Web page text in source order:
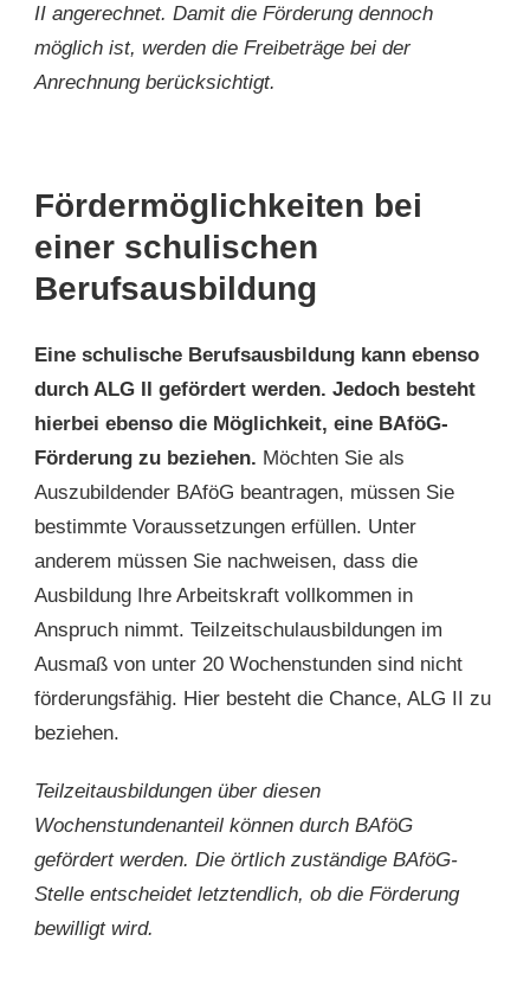
II angerechnet. Damit die Förderung dennoch
möglich ist, werden die Freibeträge bei der
Anrechnung berücksichtigt.
Fördermöglichkeiten bei
einer schulischen
Berufsausbildung
Eine schulische Berufsausbildung kann ebenso
durch ALG II gefördert werden. Jedoch besteht
hierbei ebenso die Möglichkeit, eine BAföG-
Förderung zu beziehen. Möchten Sie als
Auszubildender BAföG beantragen, müssen Sie
bestimmte Voraussetzungen erfüllen. Unter
anderem müssen Sie nachweisen, dass die
Ausbildung Ihre Arbeitskraft vollkommen in
Anspruch nimmt. Teilzeitschulausbildungen im
Ausmaß von unter 20 Wochenstunden sind nicht
förderungsfähig. Hier besteht die Chance, ALG II zu
beziehen.
Teilzeitausbildungen über diesen
Wochenstundenanteil können durch BAföG
gefördert werden. Die örtlich zuständige BAföG-
Stelle entscheidet letztendlich, ob die Förderung
bewilligt wird.